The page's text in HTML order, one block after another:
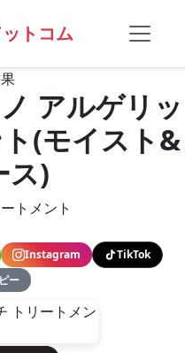
トコム
アルゲリッ
(モイスト&
ス)
トメント
Instagram
TikTok
ー